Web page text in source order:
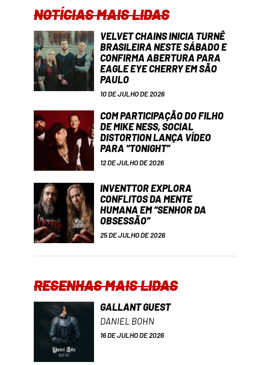
NOTÍCIAS MAIS LIDAS
VELVET CHAINS INICIA TURNÊ
BRASILEIRA NESTE SÁBADO E
CONFIRMA ABERTURA PARA
EAGLE EYE CHERRY EM SÃO
PAULO
10 DE JULHO DE 2026
COM PARTICIPAÇÃO DO FILHO
DE MIKE NESS, SOCIAL
DISTORTION LANÇA VÍDEO
PARA “TONIGHT”
12 DE JULHO DE 2026
INVENTTOR EXPLORA
CONFLITOS DA MENTE
HUMANA EM “SENHOR DA
OBSESSÃO”
25 DE JULHO DE 2026
RESENHAS MAIS LIDAS
GALLANT GUEST
DANIEL BOHN
16 DE JULHO DE 2026